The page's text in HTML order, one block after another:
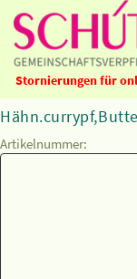
Stornierungen für
Artikelnummer: